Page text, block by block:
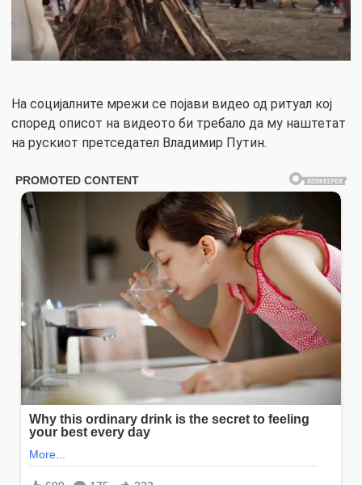
На социјалните мрежи се појави видео од ритуал кој
според описот на видеото би требало да му наштетат
на рускиот претседател Владимир Путин.